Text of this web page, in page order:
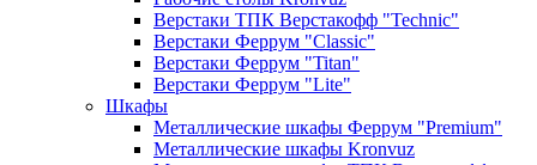
Верстаки ТПК Верстакофф "Technic"
Верстаки Феррум "Classic"
Верстаки Феррум "Titan"
Верстаки Феррум "Lite"
Шкафы
Металлические шкафы Феррум "Premium"
Металлические шкафы Kronvuz